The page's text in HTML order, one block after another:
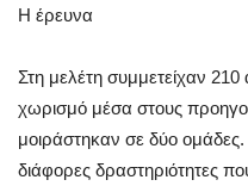
Η έρευνα
Στη μελέτη συμμετείχαν
χωρισμό μέσα στους
μοιράστηκαν σε δύο
διάφορες δραστηριότητες